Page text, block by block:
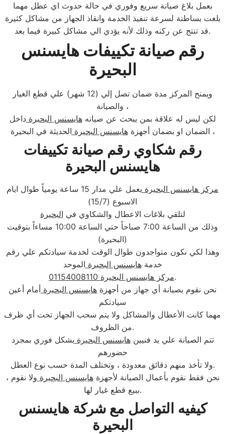
بعمل بلاغ صيانة سريع وفوري في حالة حدوث اي عطل مهما
بلغت بساطتة لسرعة تنفيذ الخدمة وانقاذ الجهاز من مشاكل كثيرة
قد تنتج عن ركنه وذلك لأنه يؤدي الي مشاكل كبيرة فيما بعد.
رقم صيانة تكييفات هايسنس
البحيرة
ويمنح المركز مدة ضمان تصل إلي (12 شهر) علي قطع الغيار
والصيانة ،
لكن ليس له علاقة بمن يبحث عن صيانههايسنس البحيرةداخل
الضمان او بضمان أجهزةهايسنس البحيرة الحديثة في البحيرة ،
رقم شكاوي رقم صيانة تكييفات
هايسنس البحيرة
مركز هايسنس البحيرة
يعمل علي مدار 15 ساعة يومياً طوال ايام
الاسبوع (15/7)
لتلقي بلاغات الاعطال والشكاوي في البحيرة
وذلك من الساعة 7:00 صباحاً حتي الساعة 10:00 مساءاً بتوقيت
(البحيرة)
وهذا لكي نكون متواجدون طوال الوقت لخدمة سيادتكم علي رقم
خدمةهايسنس البحيرة الموحد
مركز هايسنس البحيرة 01154008110.
نحن نقوم بصيانة أي جهاز من أجهزة هايسنس البحيرة أمام أعين
سيادتكم
مهما كانت الأعطال والمشاكل ولا يتم سحب الجهاز تحت أي ظرف
من الظروف.
تتم الصيانة علي يد فنيينهايسنس البحيرة بشكل فوري بمجرد
حضورهم
ولا تأخذ منهم دقائق معدودة ، وتختلف المدة حسب نوع العطل.
، نحن فقط نقوم بأعمال الصيانة لأجهزةهايسنس البحيرة ولا نقوم
ببيع قطع غيار لها.
كيفيه التواصل مع شركة هايسنس
البحيرة